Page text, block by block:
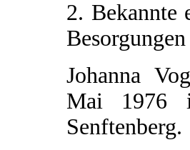
2. Bekannte
Johanna
Mai 1976
Senftenberg.